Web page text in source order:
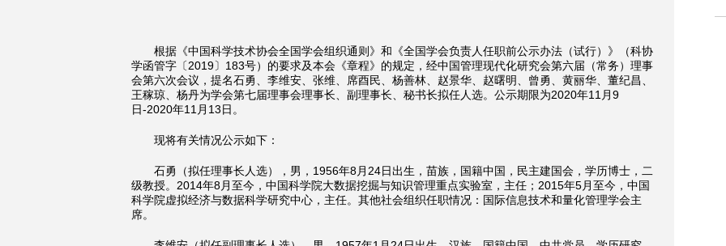
根据《中国科学技术协会全国学会组织通则》和《全国学会负责人任职前公示办法（试行）》（科协
学函管字〔2019〕183号）的要求及本会《章程》的规定，经中国管理现代化研究会第六届（常务）理事
会第六次会议，提名石勇、李维安、张维、席酉民、杨善林、赵景华、赵曙明、曾勇、黄丽华、董纪昌、
王稼琼、杨丹为学会第七届理事会理事长、副理事长、秘书长拟任人选。公示期限为2020年11月9
日-2020年11月13日。
现将有关情况公示如下：
石勇（拟任理事长人选），男，1956年8月24日出生，苗族，国籍中国，民主建国会，学历博士，二
级教授。2014年8月至今，中国科学院大数据挖掘与知识管理重点实验室，主任；2015年5月至今，中国
科学院虚拟经济与数据科学研究中心，主任。其他社会组织任职情况：国际信息技术和量化管理学会主
席。